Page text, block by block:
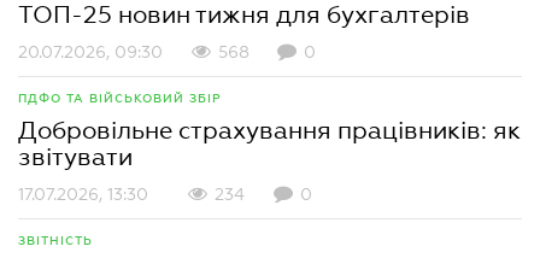
ТОП-25 новин тижня для бухгалтерів
20.07.2026, 09:30 568 0
ПДФО ТА ВІЙСЬКОВИЙ ЗБІР
Добровільне страхування працівників: як
звітувати
17.07.2026, 13:30 234 0
ЗВІТНІСТЬ